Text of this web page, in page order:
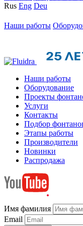
Rus Eng Deu
Наши работы
Наши работы
Оборудование
Проекты
Услуги
Контакты
Подбор
Этапы работы
Производители
Новинки
Распродажа
Имя фамилия
Email